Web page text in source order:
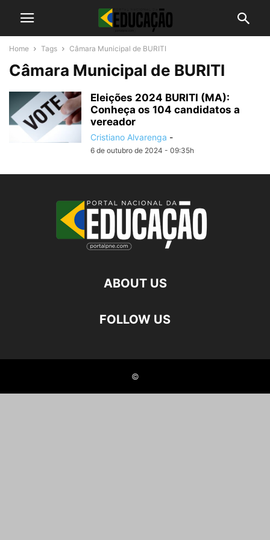
Home Tags Câmara Municipal de BURITI
Câmara Municipal de BURITI
Eleições 2024 BURITI (MA):
Conheça os 104 candidatos a
vereador
Cristiano Alvarenga -
6 de outubro de 2024 - 09:35h
ABOUT US
FOLLOW US
©